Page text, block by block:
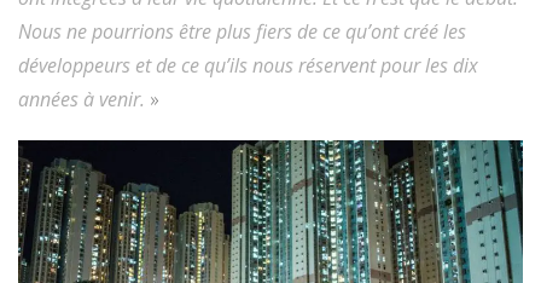
Nous ne pourrions être plus fiers de ce qu’ont créé les
développeurs et de ce qu’ils nous réservent pour les dix
années à venir. »